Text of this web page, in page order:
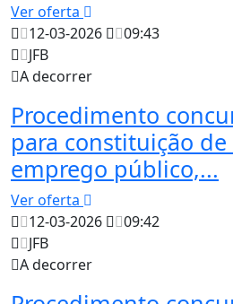
Ver oferta
12-03-2026
09:43
JFB
A decorrer
Procedimento
para constituição
emprego público,...
Ver oferta
12-03-2026
09:42
JFB
A decorrer